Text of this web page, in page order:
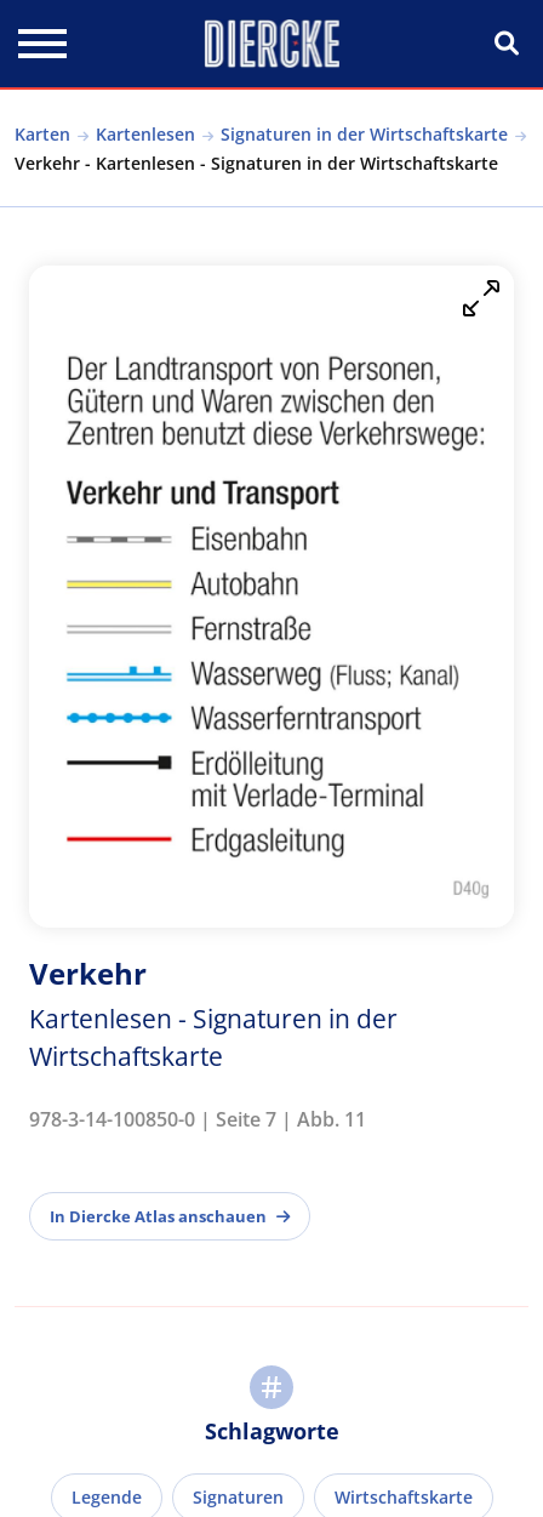
Karten Kartenlesen
Signaturen in der Wirtschaftskarte
Verkehr - Kartenlesen - Signaturen in der Wirtschaftskarte
Verkehr
Kartenlesen - Signaturen in der
Wirtschaftskarte
978-3-14-100850-0 | Seite 7 | Abb. 11
In Diercke Atlas anschauen
Schlagworte
Legende Signaturen Wirtschaftskarte